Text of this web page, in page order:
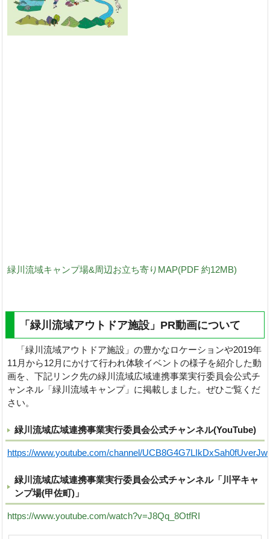
緑川流域キャンプ場&周辺お立ち寄りMAP(PDF 約12MB)
「緑川流域アウトドア施設」PR動画について
「緑川流域アウトドア施設」の豊かなロケーションや2019年
11月から12月にかけて行われ体験イベントの様子を紹介した動
画を、下記リンク先の緑川流域広域連携事業実行委員会公式チ
ャンネル「緑川流域キャンプ」に掲載しました。ぜひご覧くだ
さい。
緑川流域広域連携事業実行委員会公式チャンネル(YouTube)
https://www.youtube.com/channel/UCB8G4G7LIkDxSah0fUverJw
緑川流域広域連携事業実行委員会公式チャンネル「川平キャ
ンプ場(甲佐町)」
https://www.youtube.com/watch?v=J8Qq_8OtfRI